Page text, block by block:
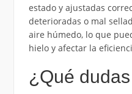
estado y ajustadas
deterioradas o mal
aire húmedo, lo que
hielo y afectar la
¿Qué